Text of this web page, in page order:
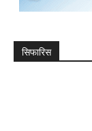
सिफारिस